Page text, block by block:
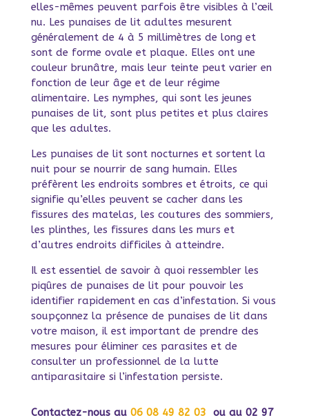
elles-mêmes peuvent parfois être visibles à l’œil
nu. Les punaises de lit adultes mesurent
généralement de 4 à 5 millimètres de long et
sont de forme ovale et plaque. Elles ont une
couleur brunâtre, mais leur teinte peut varier en
fonction de leur âge et de leur régime
alimentaire. Les nymphes, qui sont les jeunes
punaises de lit, sont plus petites et plus claires
que les adultes.
Les punaises de lit sont nocturnes et sortent la
nuit pour se nourrir de sang humain. Elles
préfèrent les endroits sombres et étroits, ce qui
signifie qu’elles peuvent se cacher dans les
fissures des matelas, les coutures des sommiers,
les plinthes, les fissures dans les murs et
d’autres endroits difficiles à atteindre.
Il est essentiel de savoir à quoi ressembler les
piqûres de punaises de lit pour pouvoir les
identifier rapidement en cas d’infestation. Si vous
soupçonnez la présence de punaises de lit dans
votre maison, il est important de prendre des
mesures pour éliminer ces parasites et de
consulter un professionnel de la lutte
antiparasitaire si l’infestation persiste.
Contactez-nous au 06 08 49 82 03
ou au 02 97